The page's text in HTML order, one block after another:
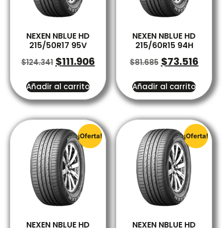
NEXEN NBLUE HD
215/50R17 95V
$124.341 $111.906
Añadir al carrito
NEXEN NBLUE HD
215/60R15 94H
$81.685 $73.516
Añadir al carrito
¡Oferta!
NEXEN NBLUE HD
¡Oferta!
NEXEN NBLUE HD